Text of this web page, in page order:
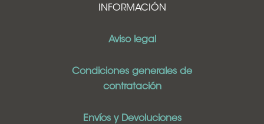
INFORMACIÓN
Aviso legal
Condiciones generales de
contratación
Envíos y Devoluciones